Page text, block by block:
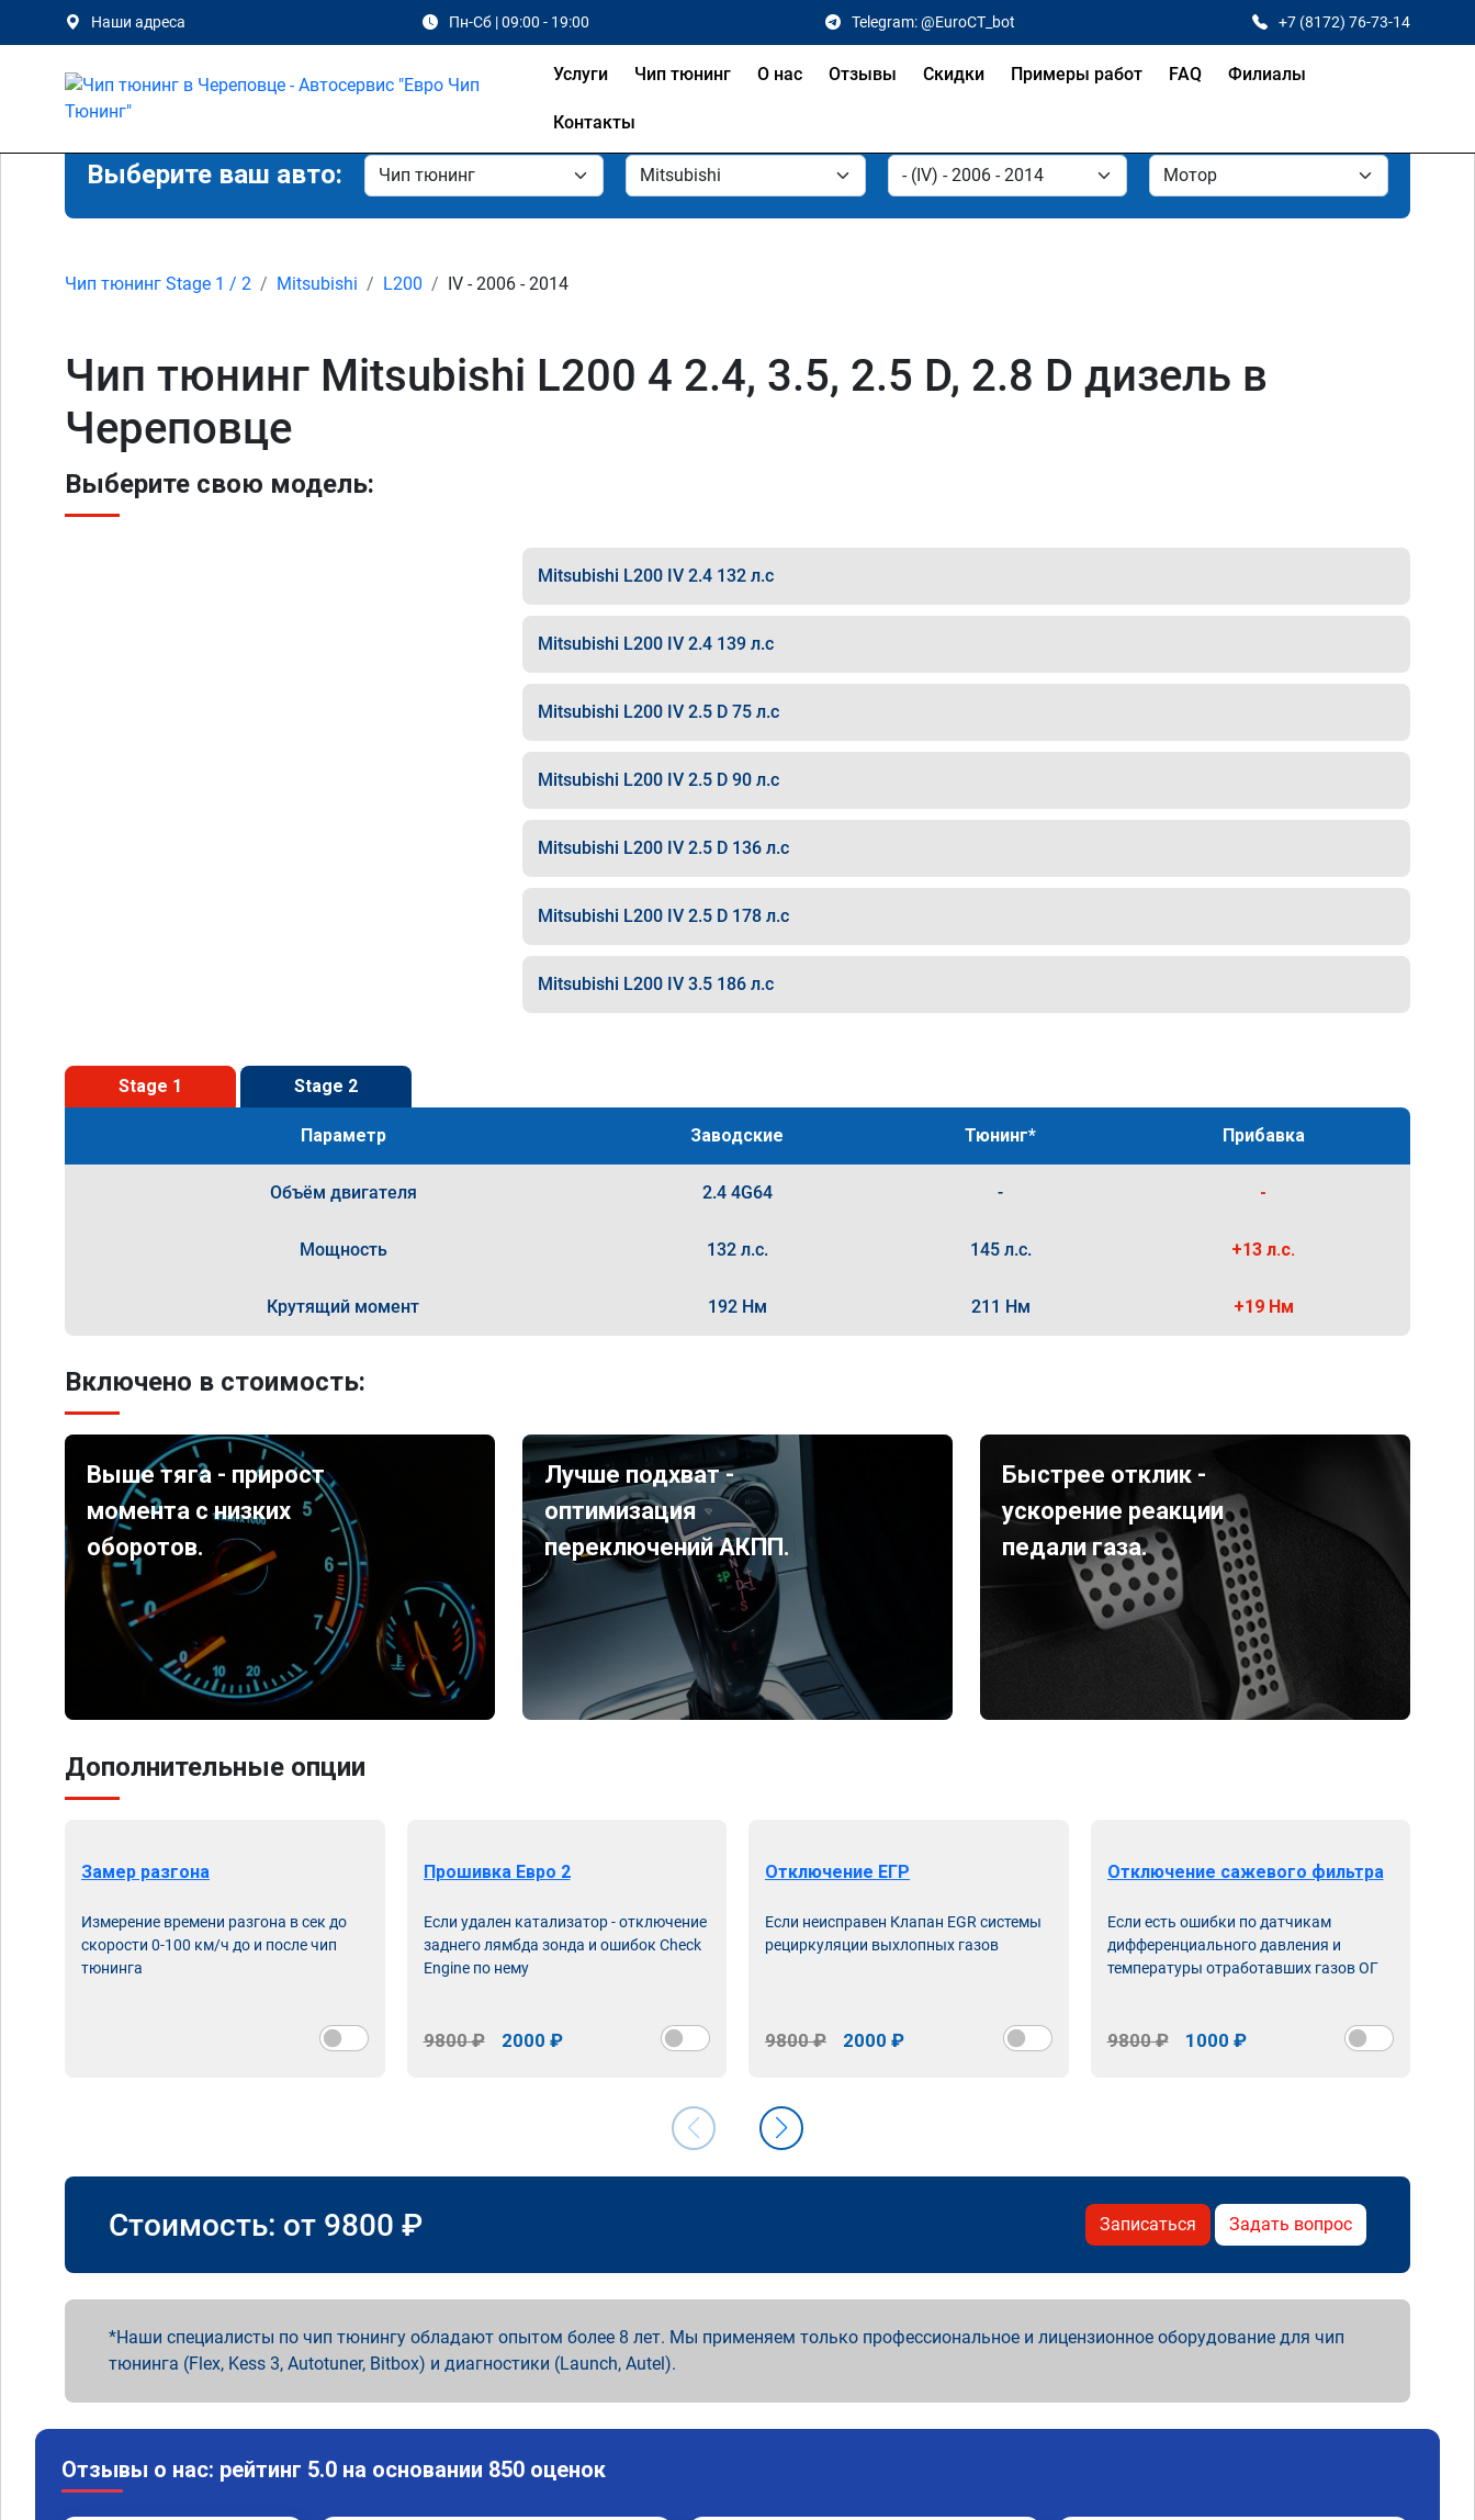
Наши адреса Пн-Сб | 09:00 - 19:00 Telegram: @EuroCT_bot +7 (8172) 76-73-14
Услуги Чип тюнинг О нас Отзывы Скидки Примеры работ FAQ Филиалы
Контакты
Выберите ваш авто:
Чип тюнинг Stage 1 / 2 Mitsubishi L200 IV - 2006 - 2014
Чип тюнинг Mitsubishi L200 4 2.4, 3.5, 2.5 D, 2.8 D дизель в
Череповце
Выберите свою модель:
Mitsubishi L200 IV 2.4 132 л.с
Mitsubishi L200 IV 2.4 139 л.с
Mitsubishi L200 IV 2.5 D 75 л.с
Mitsubishi L200 IV 2.5 D 90 л.с
Mitsubishi L200 IV 2.5 D 136 л.с
Mitsubishi L200 IV 2.5 D 178 л.с
Mitsubishi L200 IV 3.5 186 л.с
Stage 1 Stage 2
Параметр Заводские Тюнинг* Прибавка
Объём двигателя 2.4 4G64 - -
Мощность 132 л.с. 145 л.с. +13 л.с.
Крутящий момент 192 Нм 211 Нм +19 Нм
Включено в стоимость:
Выше тяга - прирост
момента с низких
оборотов.
Лучше подхват -
оптимизация
переключений АКПП.
Быстрее отклик -
ускорение реакции
педали газа.
Дополнительные опции
Замер разгона
Измерение времени разгона в сек до
скорости 0-100 км/ч до и после чип
тюнинга
Прошивка Евро 2
Если удален катализатор - отключение
заднего лямбда зонда и ошибок Check
Engine по нему
9800 ₽ 2000 ₽
Отключение ЕГР
Если неисправен Клапан EGR системы
рециркуляции выхлопных газов
9800 ₽ 2000 ₽
Отключение сажевого фильтра
Если есть ошибки по датчикам
дифференциального давления и
температуры отработавших газов ОГ
9800 ₽ 1000 ₽
Стоимость: от 9800 ₽ Записаться Задать вопрос
Наши специалисты по чип тюнингу обладают опытом более 8 лет. Мы применяем только профессиональное и лицензионное оборудование для чип
тюнинга (Flex, Kess 3, Autotuner, Bitbox) и диагностики (Launch, Autel).
Отзывы о нас: рейтинг 5.0 на основании 850 оценок